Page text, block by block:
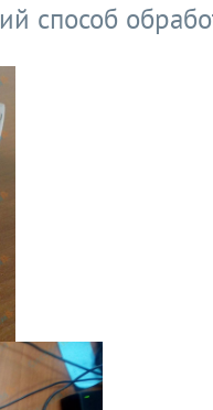
способ